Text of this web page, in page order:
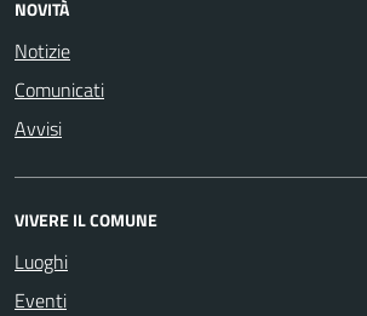
NOVITÀ
Notizie
Comunicati
Avvisi
VIVERE IL COMUNE
Luoghi
Eventi